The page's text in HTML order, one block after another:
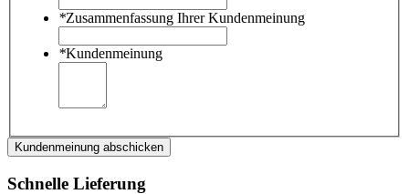
*Zusammenfassung Ihrer Kundenmeinung
*Kundenmeinung
Kundenmeinung abschicken
Schnelle Lieferung